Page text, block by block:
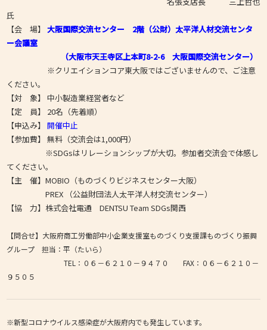
氏
【会 場】大阪国際交流センター 2階（公財）太平洋人材交流センタ
ー会議室
（大阪市天王寺区上本町8-2-6 大阪国際交流センター）
※クリエイションコア東大阪ではございませんので、ご注意
ください。
【対 象】 中小製造業経営者など
【定 員】 20名（先着順）
【申込み】開催中止
【参加費】 無料（交流会は1,000円）
※SDGsはリレーションシップが大切。参加者交流会で体感し
てください。
【主 催】MOBIO（ものづくりビジネスセンター大阪）
PREX （公益財団法人太平洋人材交流センター）
【協 力】株式会社電通 DENTSU Team SDGs関西
【問合せ】大阪府商工労働部中小企業支援室ものづくり支援課ものづくり振興
グループ 担当：平（たいら）
TEL：０６－６２１０－９４７０ FAX：０６－６２１０－
９５０５
※新型コロナウイルス感染症が大阪府内でも発生しています。